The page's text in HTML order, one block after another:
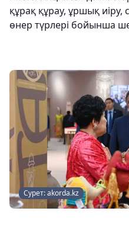
құрақ құрау, ұршық
өнер түрлері бойынша
Сурет: akorda.kz